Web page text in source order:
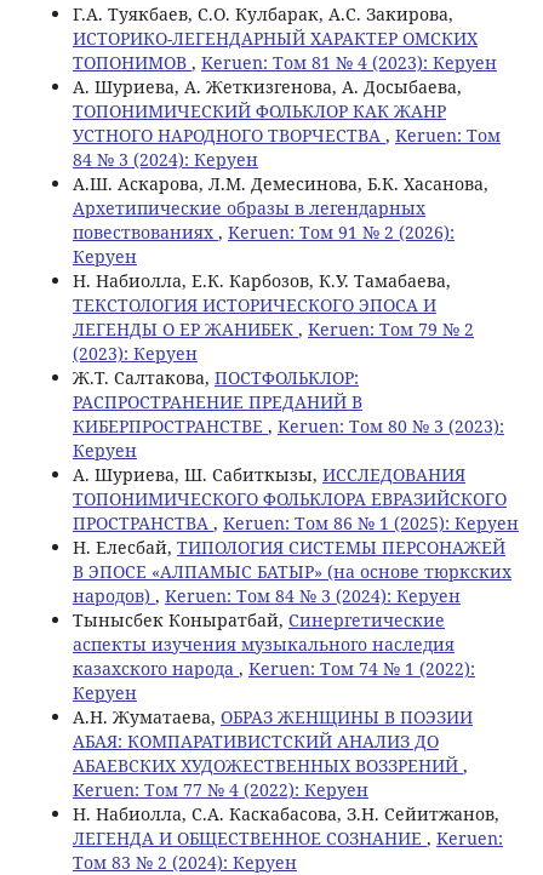
Г.А. Туякбаев, С.О. Кулбарак, А.С. Закирова,
ИСТОРИКО-ЛЕГЕНДАРНЫЙ ХАРАКТЕР ОМСКИХ
ТОПОНИМОВ , Keruen: Том 81 № 4 (2023): Керуен
А. Шуриева, А. Жеткизгенова, А. Досыбаева,
ТОПОНИМИЧЕСКИЙ ФОЛЬКЛОР КАК ЖАНР
УСТНОГО НАРОДНОГО ТВОРЧЕСТВА , Keruen: Том
84 № 3 (2024): Керуен
А.Ш. Аскарова, Л.М. Демесинова, Б.К. Хасанова,
Архетипические образы в легендарных
повествованиях , Keruen: Том 91 № 2 (2026):
Керуен
Н. Набиолла, Е.К. Карбозов, К.У. Тамабаева,
ТЕКСТОЛОГИЯ ИСТОРИЧЕСКОГО ЭПОСА И
ЛЕГЕНДЫ О ЕР ЖАНИБЕК , Keruen: Том 79 № 2
(2023): Керуен
Ж.Т. Салтакова, ПОСТФОЛЬКЛОР:
РАСПРОСТРАНЕНИЕ ПРЕДАНИЙ В
КИБЕРПРОСТРАНСТВЕ , Keruen: Том 80 № 3 (2023):
Керуен
А. Шуриева, Ш. Сабиткызы, ИССЛЕДОВАНИЯ
ТОПОНИМИЧЕСКОГО ФОЛЬКЛОРА ЕВРАЗИЙСКОГО
ПРОСТРАНСТВА , Keruen: Том 86 № 1 (2025): Керуен
Н. Елесбай, ТИПОЛОГИЯ СИСТЕМЫ ПЕРСОНАЖЕЙ
В ЭПОСЕ «АЛПАМЫС БАТЫР» (на основе тюркских
народов) , Keruen: Том 84 № 3 (2024): Керуен
Тынысбек Коныратбай, Синергетические
аспекты изучения музыкального наследия
казахского народа , Keruen: Том 74 № 1 (2022):
Керуен
A.Н. Жуматаева, ОБРАЗ ЖЕНЩИНЫ В ПОЭЗИИ
АБАЯ: КОМПАРАТИВИСТСКИЙ АНАЛИЗ ДО
АБАЕВСКИХ ХУДОЖЕСТВЕННЫХ ВОЗЗРЕНИЙ ,
Keruen: Том 77 № 4 (2022): Керуен
Н. Набиолла, C.А. Каскабасова, З.Н. Сейитжанов,
ЛЕГЕНДА И ОБЩЕСТВЕННОЕ СОЗНАНИЕ , Keruen:
Том 83 № 2 (2024): Керуен